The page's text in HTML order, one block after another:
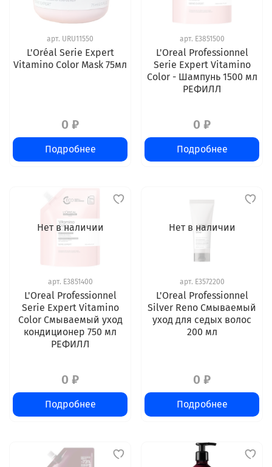
арт. URU11550
L'Oréal Serie Expert
Vitamino Color Mask 75мл
0 ₽
Подробнее
арт. E3851500
L'Oreal Professionnel
Serie Expert Vitamino
Color - Шампунь 1500 мл
РЕФИЛЛ
0 ₽
Подробнее
Нет в наличии
арт. E3851400
L'Oreal Professionnel
Serie Expert Vitamino
Color Смываемый уход
кондиционер 750 мл
РЕФИЛЛ
0 ₽
Подробнее
Нет в наличии
арт. E3572200
L'Oreal Professionnel
Silver Reno Смываемый
уход для седых волос
200 мл
0 ₽
Подробнее